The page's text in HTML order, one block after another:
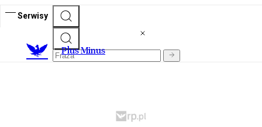
Serwisy
Plus Minus